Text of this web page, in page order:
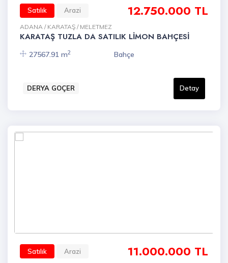
Satılık Arazi 12.750.000 TL
ADANA / KARATAŞ / MELETMEZ
KARATAŞ TUZLA DA SATILIK LİMON BAHÇESİ
27567.91 m2 Bahçe
DERYA GOÇER Detay
Satılık Arazi 11.000.000 TL